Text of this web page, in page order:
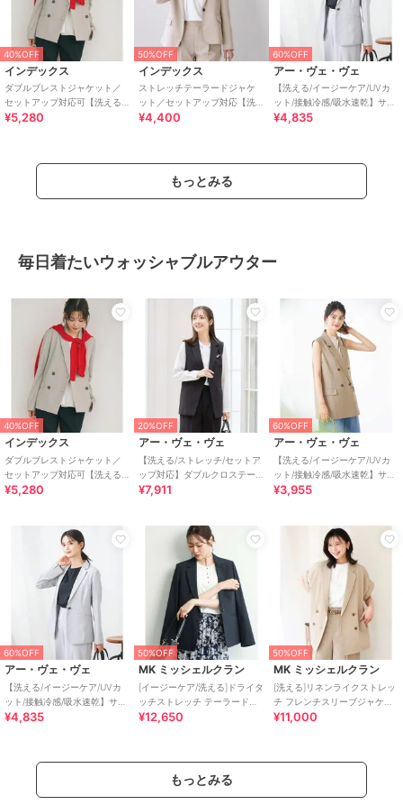
40%OFF
インデックス
ダブルブレストジャケット／
セットアップ対応可【洗える
／接触冷感／吸水速乾／防シ
¥5,280
50%OFF
インデックス
ストレッチテーラードジャケ
ット／セットアップ対応【洗
濯機OK】
¥4,400
60%OFF
アー・ヴェ・ヴェ
【洗える/イージーケア/UVカ
ット/接触冷感/吸水速乾】サマ
ーストレッチテーラードジャ
¥4,835
もっとみる
毎日着たいウォッシャブルアウター
40%OFF
インデックス
ダブルブレストジャケット／
セットアップ対応可【洗える
／接触冷感／吸水速乾／防シ
¥5,280
20%OFF
アー・ヴェ・ヴェ
【洗える/ストレッチ/セットア
ップ対応】ダブルクロステー
ラードジレ
¥7,911
60%OFF
アー・ヴェ・ヴェ
【洗える/イージーケア/UVカ
ット/接触冷感/吸水速乾】サマ
ーストレッチダブルジレ
¥3,955
60%OFF
アー・ヴェ・ヴェ
【洗える/イージーケア/UVカ
ット/接触冷感/吸水速乾】サマ
ーストレッチテーラードジャ
¥4,835
50%OFF
MK ミッシェルクラン
[イージーケア/洗える]ドライタ
ッチストレッチ テーラードジ
ャケット
¥12,650
50%OFF
MK ミッシェルクラン
[洗える]リネンライクストレッ
チ フレンチスリーブジャケッ
ト
¥11,000
もっとみる